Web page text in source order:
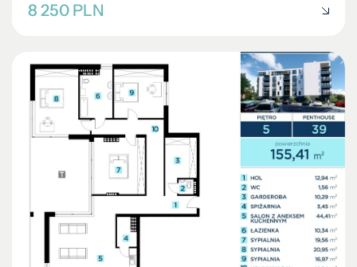
8 250 PLN